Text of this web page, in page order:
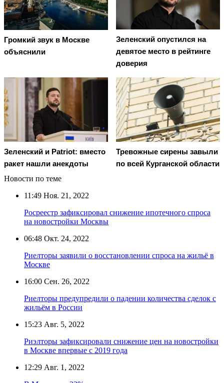
Громкий звук в Москве
объяснили
Зеленский опустился на
девятое место в рейтинге
доверия
Зеленский и Patriot: вместо
ракет нашли анекдоты
Тревожные сирены завыли
по всей Курганской области
Новости по теме
11:49 Ноя. 21, 2022
Росреестр зафиксировал снижение ипотечного спроса
на новостройки Москвы
06:48 Окт. 24, 2022
Риелторы заявили о восстановлении спроса на жильё в
Москве
16:00 Сен. 26, 2022
Риелторы предупредили о падении количества сделок с
жильём в России
15:23 Авг. 5, 2022
Риэлторы зафиксировали снижение цен на новостройки
в Москве впервые с 2019 года
12:29 Авг. 1, 2022